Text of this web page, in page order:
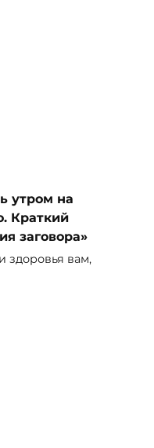
утром на
Краткий
заговора»
здоровья вам,